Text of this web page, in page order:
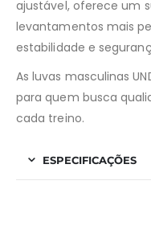
ajustável, oferece um
levantamentos mais
estabilidade e
As luvas masculinas
para quem busca
cada treino.
ESPECIFICAÇÕES